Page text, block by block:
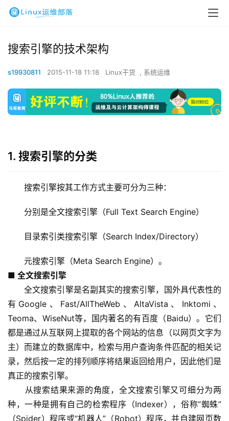
搜索引擎的技术架构
s19930811 2015-11-18 11:18 Linux干货 , 系统运维
1. 搜索引擎的分类
搜索引擎按其工作方式主要可分为三种：
分别是全文搜索引擎（Full Text Search Engine）
目录索引类搜索引擎（Search Index/Directory）
元搜索引擎（Meta Search Engine）。
■ 全文搜索引擎
全文搜索引擎是名副其实的搜索引擎，国外具代表性的
有Google、Fast/AllTheWeb、AltaVista、Inktomi、
Teoma、WiseNut等，国内著名的有百度（Baidu）。它们
都是通过从互联网上提取的各个网站的信息（以网页文字为
主）而建立的数据库中，检索与用户查询条件匹配的相关记
录，然后按一定的排列顺序将结果返回给用户，因此他们是
真正的搜索引擎。
从搜索结果来源的角度，全文搜索引擎又可细分为两
种，一种是拥有自己的检索程序（Indexer），俗称“蜘蛛”
（Spider）程序或“机器人”（Robot）程序，并自建网页数